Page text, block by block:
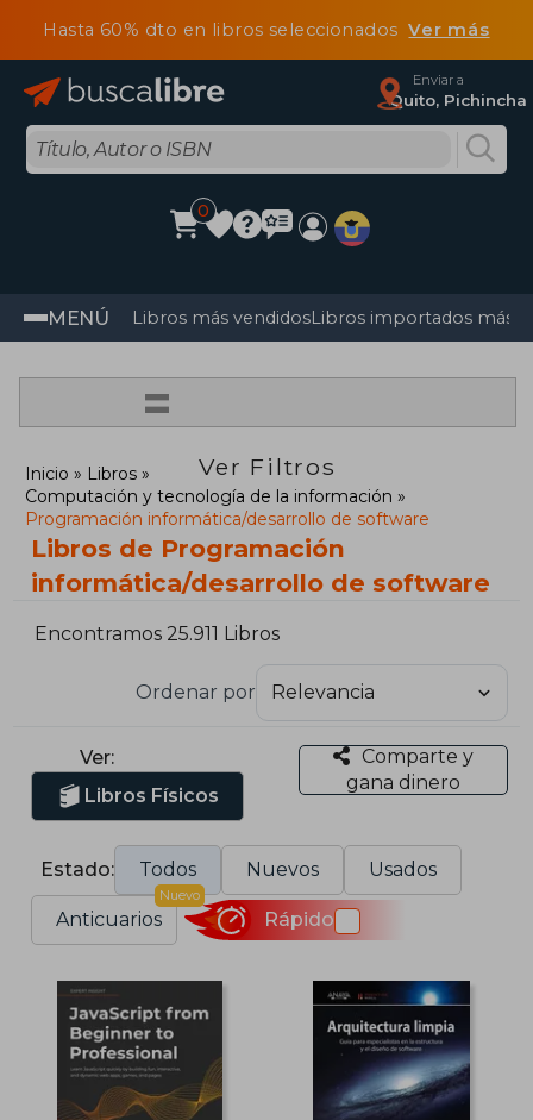
Hasta 60% dto en libros seleccionadosVer más
Enviar a
Quito, Pichincha
0
MENÚ Libros más vendidosLibros importados más
=
Ver Filtros
Inicio
Libros
Computación y tecnología de la información
Programación informática/desarrollo de software
Libros de Programación
informática/desarrollo de software
Encontramos 25.911 Libros
Ordenar por
Ver:
Libros Físicos
Comparte y
gana dinero
Estado: Todos Nuevos Usados
Anticuarios
Nuevo
Rápido